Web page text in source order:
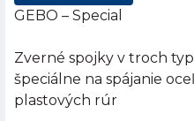
GEBO – Special
Zverné spojky v troch
špeciálne na spájanie
plastových rúr